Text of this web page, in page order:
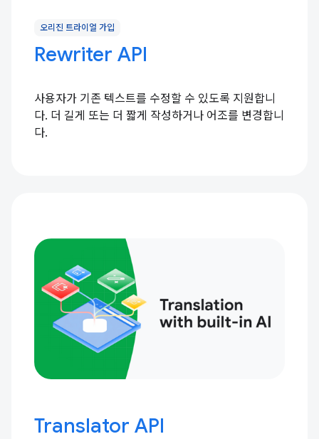
오리진 트라이얼 가입
Rewriter API
사용자가 기존 텍스트를 수정할 수 있도록 지원합니
다. 더 길게 또는 더 짧게 작성하거나 어조를 변경합니
다.
Translator API